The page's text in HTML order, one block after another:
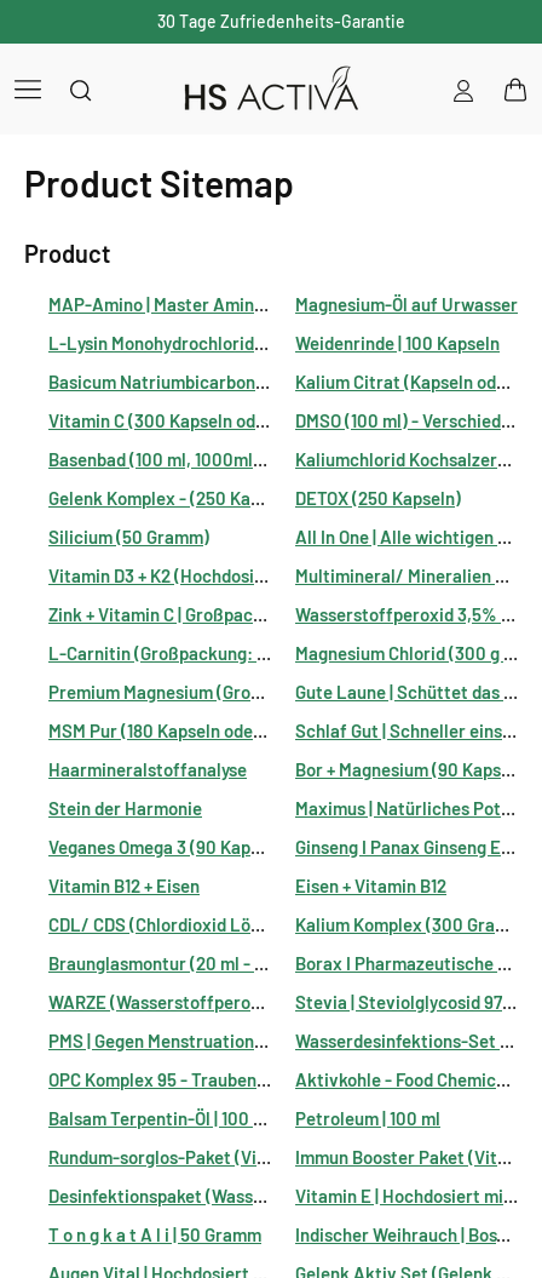
30 Tage Zufriedenheits-Garantie
Einloggen
Product Sitemap
Product
MAP-Amino | Master Amino Acid Pattern | 8 essentielle Aminosäuren im perfekten Verhältnis
Magnesium-Öl auf Urwasser
L-Lysin Monohydrochlorid (Großpackung: 250 Kapseln)
Weidenrinde | 100 Kapseln
Basicum Natriumbicarbonat | Natron (250 Kapseln oder 400 g Pulver)
Kalium Citrat (Kapseln oder Pulver)
Vitamin C (300 Kapseln oder 300 g Pulver)
DMSO (100 ml) - Verschiedene Darreichungsformen
Basenbad (100 ml, 1000ml, 2200 ml)
Kaliumchlorid Kochsalzersatz - 200 Gramm
Gelenk Komplex - (250 Kapseln oder 800g Pulver)
DETOX (250 Kapseln)
Silicium (50 Gramm)
All In One | Alle wichtigen Vitamine, Mineralien und Spurenelemente in einem Produkt | (60 oder 250 Kapseln)
Vitamin D3 + K2 (Hochdosiert: 10.000 IE oder 30.000 IE)
Multimineral/ Mineralien Komplex - 250 Kapseln
Zink + Vitamin C | Großpackung: 250 Kapseln
Wasserstoffperoxid 3,5% OHNE Stabilisatoren I 250 ml I H2O2 hoch energetisiert
L-Carnitin (Großpackung: 250 Kapseln)
Magnesium Chlorid (300 g Pulver/ Flakes)
Premium Magnesium (Großpackung: 250 Kapseln)
Gute Laune | Schüttet das "Glückshormon" Serotonin aus | 60 Kapseln
MSM Pur (180 Kapseln oder 300g Pulver)
Schlaf Gut | Schneller einschlafen | Bessere Erholung im Schlaf
Haarmineralstoffanalyse
Bor + Magnesium (90 Kapseln)
Stein der Harmonie
Maximus | Natürliches Potenzmittel (Ohne Chemie) | Libido nachhaltig steigern
Veganes Omega 3 (90 Kapseln)
Ginseng I Panax Ginseng Extrakt 80% I Stärkt die Stresstoleranz & wirkt belebend auf Körper und Geist
Vitamin B12 + Eisen
Eisen + Vitamin B12
CDL/ CDS (Chlordioxid Lösung) I Zur eigenen Herstellung I Ideal zur Desinfektion & Entgiftung
Kalium Komplex (300 Gramm)
Braunglasmontur (20 ml - Leerflasche/ Kein Inhalt)
Borax I Pharmazeutische Reinheit 99,9% I 100 Gramm
WARZE (Wasserstoffperoxid 11,9% + DMSO) - 10 ml
Stevia | Steviolglycosid 97% | Gesundes Süßen | Alternative zu Zucker | 25 Gramm
PMS | Gegen Menstruations-beschwerden | Regelschmerzen | Für das Wohlbefinden in der Zeit vor/ während und nach der Periode
Wasserdesinfektions-Set auf Chlordioxidbasis (MMS)
OPC Komplex 95 - Traubenkern & Pinienrinde + Curcuma und Bioperine (120 Kapseln)
Aktivkohle - Food Chemicals Codex - 180 Kapseln
Balsam Terpentin-Öl | 100 ml
Petroleum | 100 ml
Rundum-sorglos-Paket (Vitamin D3+K2 + MAP Amino + All In One + Multimineral)
Immun Booster Paket (Vitamin C + Vitamin D3+K2 + MAP Amino)
Desinfektionspaket (Wasserstoffperoxid 3,5% + CDL + Borax)
Vitamin E | Hochdosiert mit 400 IU | 180 Kapseln
T o n g k a t A l i | 50 Gramm
Indischer Weihrauch | Boswellia Serrata | 80% Boswelliasäuren